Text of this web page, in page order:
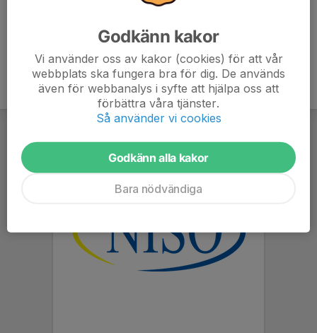
Godkänn kakor
Vi använder oss av kakor (cookies) för att vår
webbplats ska fungera bra för dig. De används
även för webbanalys i syfte att hjälpa oss att
förbättra våra tjänster.
Så använder vi cookies
Godkänn alla kakor
Bara nödvändiga